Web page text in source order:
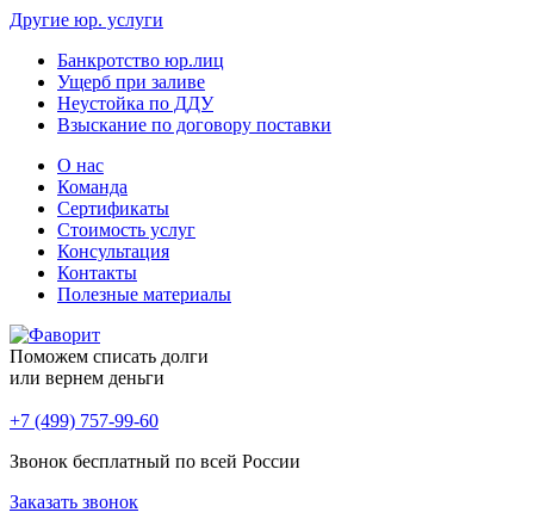
Другие юр. услуги
Банкротство юр.лиц
Ущерб при заливе
Неустойка по ДДУ
Взыскание по договору поставки
О нас
Команда
Сертификаты
Стоимость услуг
Консультация
Контакты
Полезные материалы
Поможем списать долги
или вернем деньги
+7 (499) 757-99-60
Звонок бесплатный по всей России
Заказать звонок